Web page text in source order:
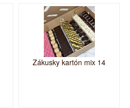
Zákusky kartón mix 14